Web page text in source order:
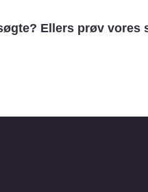
Ellers prøv vores